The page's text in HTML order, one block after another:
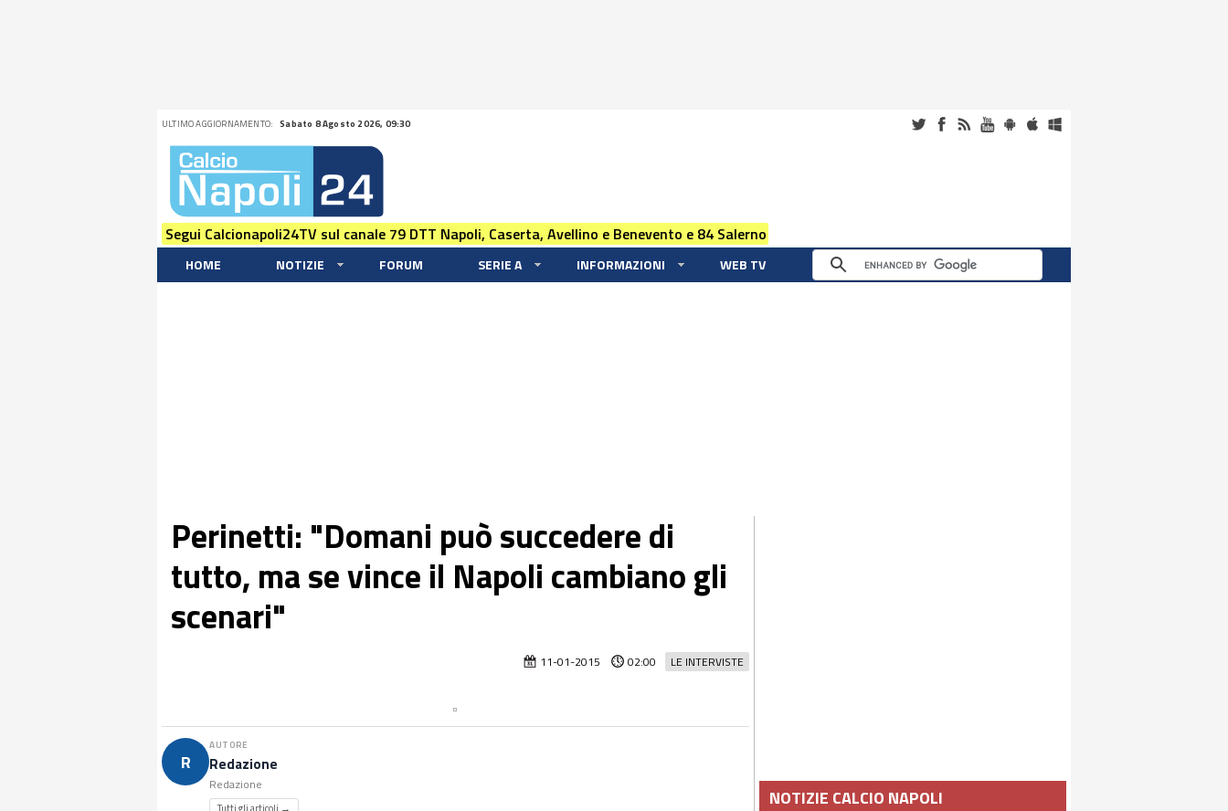
ULTIMO AGGIORNAMENTO: Sabato 8 Agosto 2026, 09:30
Segui Calcionapoli24TV sul canale 79 DTT Napoli, Caserta, Avellino e Benevento e 84 Salerno
HOME NOTIZIE FORUM SERIE A INFORMAZIONI WEB TV
Perinetti: "Domani può succedere di
tutto, ma se vince il Napoli cambiano gli
scenari"
LE INTERVISTE
11-01-2015 02:00
R
AUTORE
Redazione
Redazione
NOTIZIE CALCIO NAPOLI